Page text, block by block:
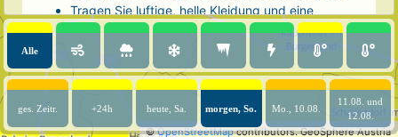
©OpenStreetMapcontributors. GeoSphere Austria
Tragen Sie luftige, helle Kleidung und eine
Kopfbedeckung!
Nehmen Sie eine kühle Dusche! Auch kalte Arm-
und Fußbäder wirken entlastend.
Trinken Sie ausreichend und regelmäßig
(mindestens 2 - 3 Liter pro Tag)! Optimal sind
Wasser, ungesüßter Tee oder mit Wasser
Alle
ges. Zeitr. +24h heute, Sa. morgen, So. Mo., 10.08.
11.08. und
12.08.